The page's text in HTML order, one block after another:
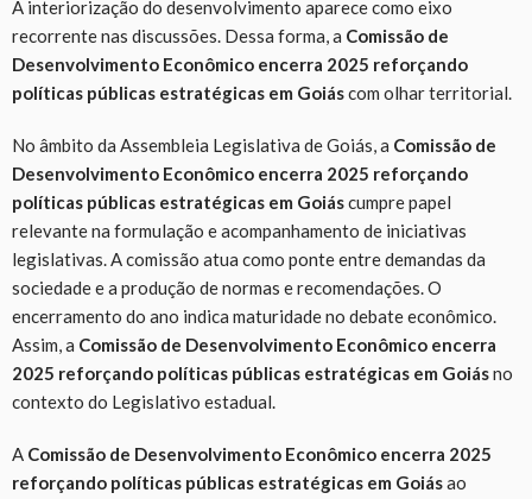
A interiorização do desenvolvimento aparece como eixo
recorrente nas discussões. Dessa forma, a Comissão de
Desenvolvimento Econômico encerra 2025 reforçando
políticas públicas estratégicas em Goiáscom olhar territorial.
No âmbito da Assembleia Legislativa de Goiás, a Comissão de
Desenvolvimento Econômico encerra 2025 reforçando
políticas públicas estratégicas em Goiáscumpre papel
relevante na formulação e acompanhamento de iniciativas
legislativas. A comissão atua como ponte entre demandas da
sociedade e a produção de normas e recomendações. O
encerramento do ano indica maturidade no debate econômico.
Assim, a Comissão de Desenvolvimento Econômico encerra
2025 reforçando políticas públicas estratégicas em Goiásno
contexto do Legislativo estadual.
A Comissão de Desenvolvimento Econômico encerra 2025
reforçando políticas públicas estratégicas em Goiásao